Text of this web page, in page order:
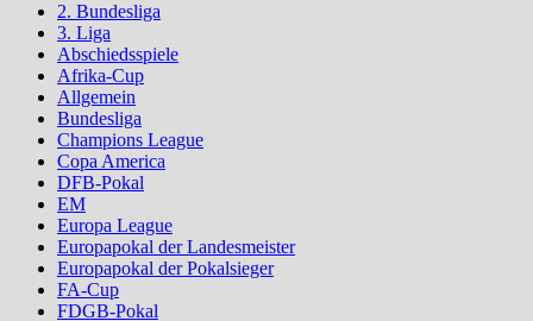
2. Bundesliga
3. Liga
Abschiedsspiele
Afrika-Cup
Allgemein
Bundesliga
Champions League
Copa America
DFB-Pokal
EM
Europa League
Europapokal der Landesmeister
Europapokal der Pokalsieger
FA-Cup
FDGB-Pokal